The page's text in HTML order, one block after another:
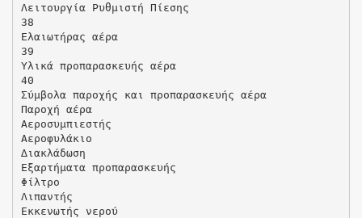
Λειτουργία Ρυθµιστή Πίεσης
38
Ελαιωτήρας αέρα
39
Υλικά προπαρασκευής αέρα
40
Σύµβολα παροχής και προπαρασκευής αέρα
Παροχή αέρα
Αεροσυµπιεστής
Αεροφυλάκιο
∆ιακλάδωση
Εξαρτήµατα προπαρασκευής
Φίλτρο
Λιπαντής
Εκκενωτής νερού